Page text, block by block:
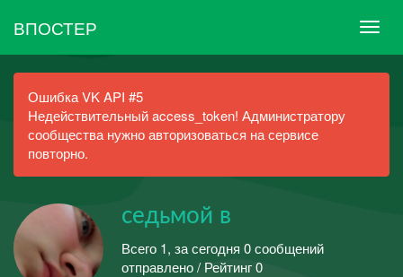
ВПОСТЕР
Ошибка VK API #5
Недействительный access_token! Администратору
сообщества нужно авторизоваться на сервисе
повторно.
седьмой в
Всего 1, за сегодня 0 сообщений
отправлено / Рейтинг 0